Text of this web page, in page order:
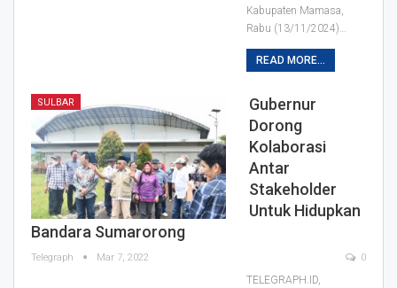
Kabupaten Mamasa,
Rabu (13/11/2024)…
READ MORE...
SULBAR
Gubernur
Dorong
Kolaborasi
Antar
Stakeholder
Untuk Hidupkan
Bandara Sumarorong
Telegraph Mar 7, 2022 0
TELEGRAPH.ID,